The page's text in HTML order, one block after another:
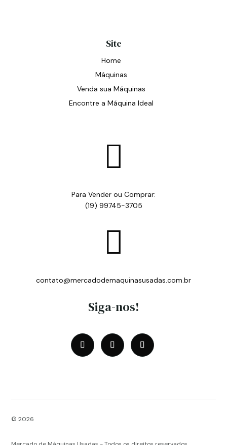
Site
Home
Máquinas
Venda sua Máquinas
Encontre a Máquina Ideal

Para Vender ou Comprar:
(19) 99745-3705

contato@mercadodemaquinasusadas.com.br
Siga-nos!
© 2026